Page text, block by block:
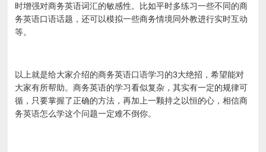
时增强对商务英语词汇的敏感性。比如平时多练习一些不同的商
务英语口语话题，还可以模拟一些商务情境同外教进行实时互动
等。
以上就是给大家介绍的商务英语口语学习的3大绝招，希望能对
大家有所帮助。商务英语的学习看似复杂，其实有一定的规律可
循，只要掌握了正确的方法，再加上一颗持之以恒的心，相信商
务英语怎么学这个问题一定难不倒你。